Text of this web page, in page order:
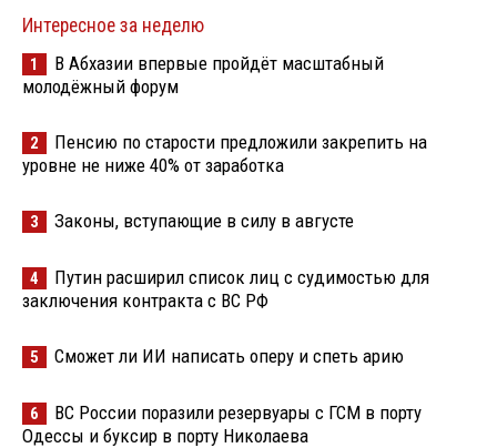
Интересное за неделю
1
В Абхазии впервые пройдёт масштабный
молодёжный форум
2
Пенсию по старости предложили закрепить на
уровне не ниже 40% от заработка
3 Законы, вступающие в силу в августе
4
Путин расширил список лиц с судимостью для
заключения контракта с ВС РФ
5 Сможет ли ИИ написать оперу и спеть арию
6
ВС России поразили резервуары с ГСМ в порту
Одессы и буксир в порту Николаева